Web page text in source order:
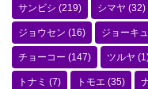
サンビシ (219) シマヤ (32)
ジョウセン (16) ジョーキ
チョーコー (147) ツルヤ
トナミ (7) トモエ (35)